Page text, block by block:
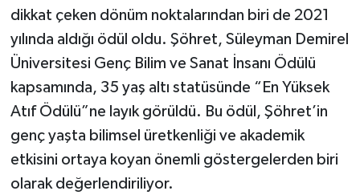
dikkat çeken dönüm noktalarından biri de 2021
yılında aldığı ödül oldu. Şöhret, Süleyman Demirel
Üniversitesi Genç Bilim ve Sanat İnsanı Ödülü
kapsamında, 35 yaş altı statüsünde “En Yüksek
Atıf Ödülü”ne layık görüldü. Bu ödül, Şöhret’in
genç yaşta bilimsel üretkenliği ve akademik
etkisini ortaya koyan önemli göstergelerden biri
olarak değerlendiriliyor.